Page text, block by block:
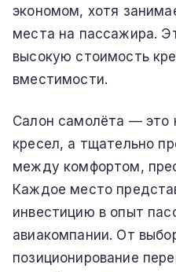
экономом, хотя
места на пассажира.
высокую стоимость
вместимости.
Салон самолёта — это
кресел, а тщательно
между комфортом,
Каждое место
инвестицию в опыт
авиакомпании. От
позиционирование